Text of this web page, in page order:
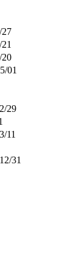
27
20
01
29
11
31